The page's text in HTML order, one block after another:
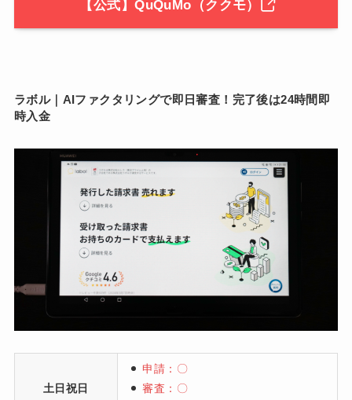
【公式】QuQuMo（ククモ）
ラボル｜AIファクタリングで即日審査！完了後は24時間即
時入金
土日祝日
申請：〇
審査：〇